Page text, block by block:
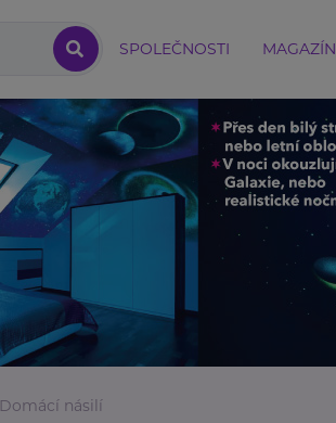
SPOLEČNOSTI MAGAZÍN
Domácí násilí